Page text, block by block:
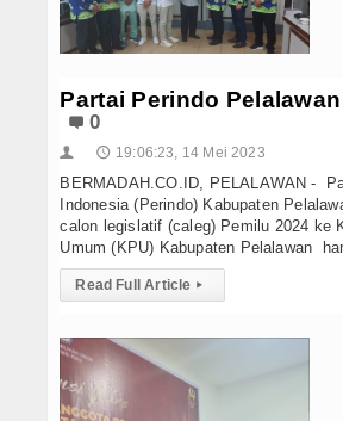
Partai Perindo
0
👤 🕔 19:06:23, 14 Mei 2023
BERMADAH.CO.ID, PELALAWAN -
Indonesia (Perindo) Kabupaten
calon legislatif (caleg) Pemilu 2024 ke
Umum (KPU) Kabupaten Pelalawan
Read Full Article ▸